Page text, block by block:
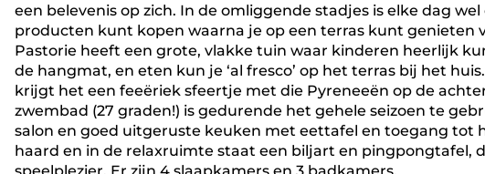
een belevenis op zich. In de omliggende stadjes is elke dag
producten kunt kopen waarna je op een terras kunt genieten
Pastorie heeft een grote, vlakke tuin waar kinderen heerlijk
de hangmat, en eten kun je ‘al fresco’ op het terras bij het
krijgt het een feeëriek sfeertje met die Pyreneeën op de
zwembad (27 graden!) is gedurende het gehele seizoen te
salon en goed uitgeruste keuken met eettafel en toegang tot
haard en in de relaxruimte staat een biljart en pingpongtafel,